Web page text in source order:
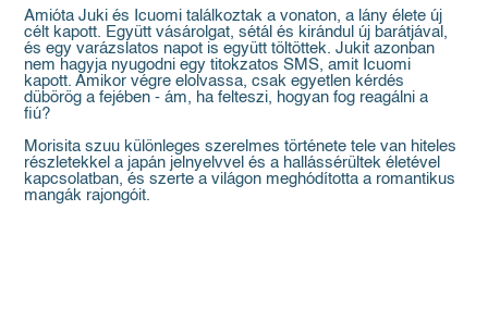
Amióta Juki és Icuomi találkoztak a vonaton, a lány élete új
célt kapott. Együtt vásárolgat, sétál és kirándul új barátjával,
és egy varázslatos napot is együtt töltöttek. Jukit azonban
nem hagyja nyugodni egy titokzatos SMS, amit Icuomi
kapott. Amikor végre elolvassa, csak egyetlen kérdés
dübörög a fejében - ám, ha felteszi, hogyan fog reagálni a
fiú?
Morisita szuu különleges szerelmes története tele van hiteles
részletekkel a japán jelnyelvvel és a hallássérültek életével
kapcsolatban, és szerte a világon meghódította a romantikus
mangák rajongóit.